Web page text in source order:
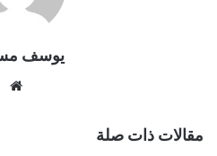
يوسف
مقالات ذات صلة